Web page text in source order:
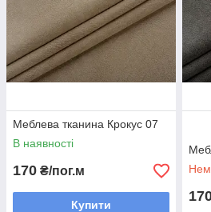
Меблева тканина Крокус 07
В наявності
170 ₴/пог.м
Купити